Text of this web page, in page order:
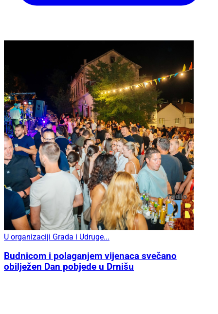
U organizaciji Grada i Udruge...
Budnicom i polaganjem vijenaca svečano
obilježen Dan pobjede u Drnišu